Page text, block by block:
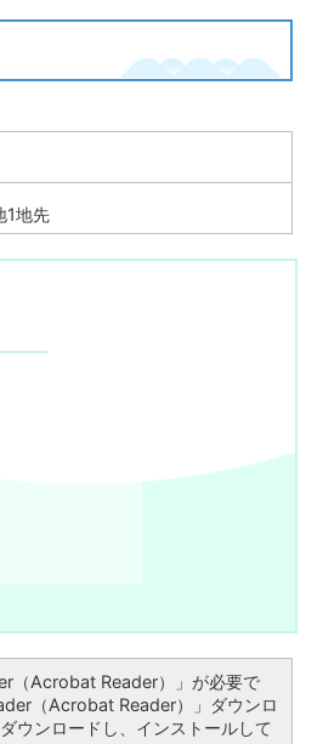
1地先
（Acrobat Reader）」が必要で
（Acrobat Reader）」ダウンロ
ウンロードし、インストールして